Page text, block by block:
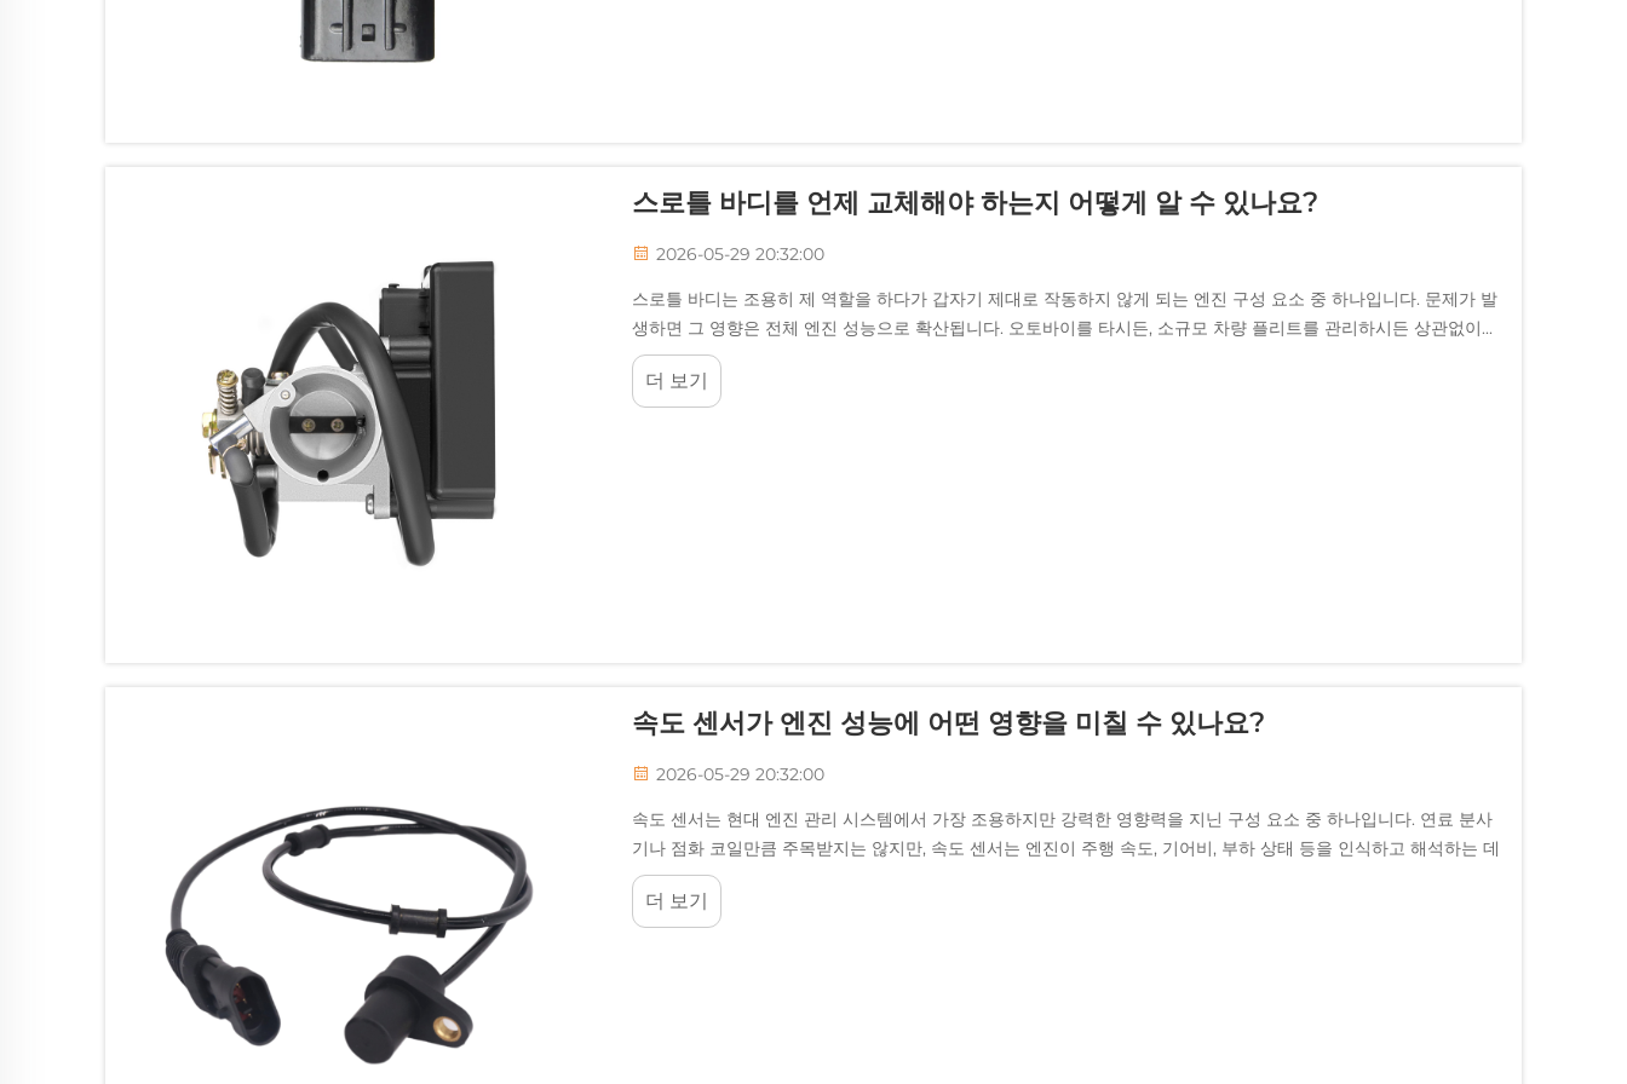
스로틀 바디를 언제 교체해야 하는지 어떻게 알 수 있나요?
2026-05-29 20:32:00
스로틀 바디는 조용히 제 역할을 하다가 갑자기 제대로 작동하지 않게 되는 엔진 구성 요소 중 하나입니다. 문제가 발
생하면 그 영향은 전체 엔진 성능으로 확산됩니다. 오토바이를 타시든, 소규모 차량 플리트를 관리하시든 상관없이...
더 보기
속도 센서가 엔진 성능에 어떤 영향을 미칠 수 있나요?
2026-05-29 20:32:00
속도 센서는 현대 엔진 관리 시스템에서 가장 조용하지만 강력한 영향력을 지닌 구성 요소 중 하나입니다. 연료 분사
기나 점화 코일만큼 주목받지는 않지만, 속도 센서는 엔진이 주행 속도, 기어비, 부하 상태 등을 인식하고 해석하는 데
기초적인 역할을 합니다...
더 보기